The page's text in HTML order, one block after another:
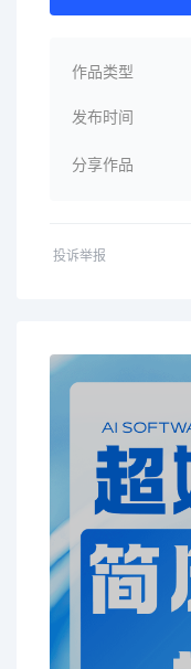
作品类型
发布时间
分享作品
投诉举报